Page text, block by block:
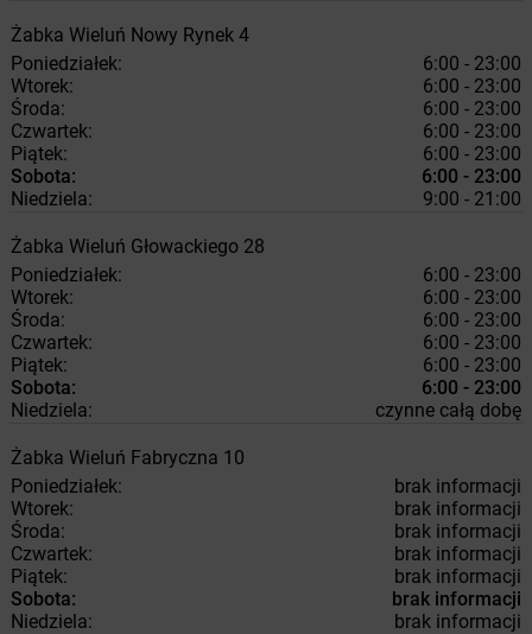
Żabka Wieluń Nowy Rynek 4
Poniedziałek:
6:00 - 23:00
Wtorek:
6:00 - 23:00
Środa:
6:00 - 23:00
Czwartek:
6:00 - 23:00
Piątek:
6:00 - 23:00
Sobota:
6:00 - 23:00
Niedziela:
9:00 - 21:00
Żabka Wieluń Głowackiego 28
Poniedziałek:
6:00 - 23:00
Wtorek:
6:00 - 23:00
Środa:
6:00 - 23:00
Czwartek:
6:00 - 23:00
Piątek:
6:00 - 23:00
Sobota:
6:00 - 23:00
Niedziela:
czynne całą dobę
Żabka Wieluń Fabryczna 10
Poniedziałek:
brak informacji
Wtorek:
brak informacji
Środa:
brak informacji
Czwartek:
brak informacji
Piątek:
brak informacji
Sobota:
brak informacji
Niedziela:
brak informacji